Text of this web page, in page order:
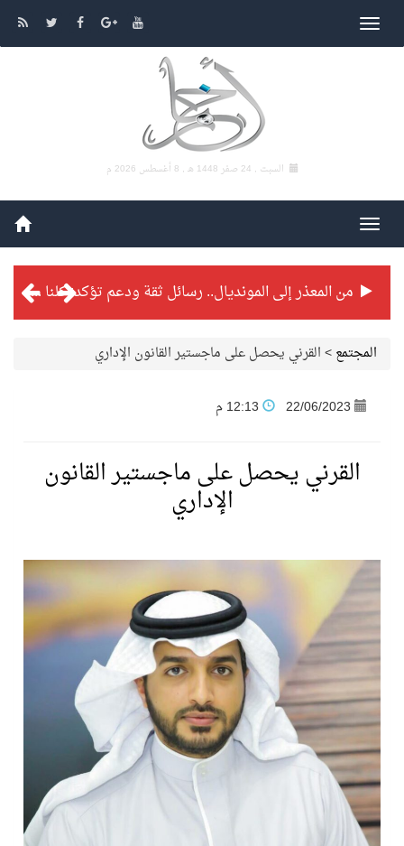
السبت , 24 صفر 1448 هـ , 8 أغسطس 2026 م
من المعذر إلى المونديال.. رسائل ثقة ودعم تؤكد: كلنا مع الأخضر
شراكة تطويرية مرتقبة بين التايكوندو السعودي والفرنسي
سيل الخير يروي ملاعب الكوكب
كأس العالم للرياضات الإلكترونية شاهد على ريادة المملكة والنهضة الشاملة فيها
المجتمع>القرني يحصل على ماجستير القانون الإداري
22/06/2023
القرني يحصل على ماجستير القانون
الإداري